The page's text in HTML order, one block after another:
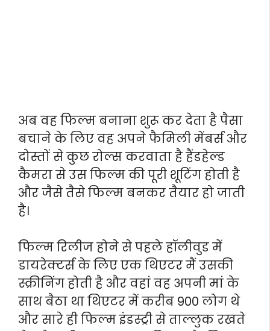
अब वह फिल्म बनाना शुरू कर देता है पैसा
बचाने के लिए वह अपने फैमिली मेंबर्स और
दोस्तों से कुछ रोल्स करवाता है हैंडहेल्ड
कैमरा से उस फिल्म की पूरी शूटिंग होती है
और जैसे तैसे फिल्म बनकर तैयार हो जाती
है।
फिल्म रिलीज होने से पहले हॉलीवुड में
डायरेक्टर्स के लिए एक थिएटर मैं उसकी
स्क्रीनिंग होती है और वहां वह अपनी मां के
साथ बैठा था थिएटर में करीब 900 लोग थे
और सारे ही फिल्म इंडस्ट्री से ताल्लुक रखते